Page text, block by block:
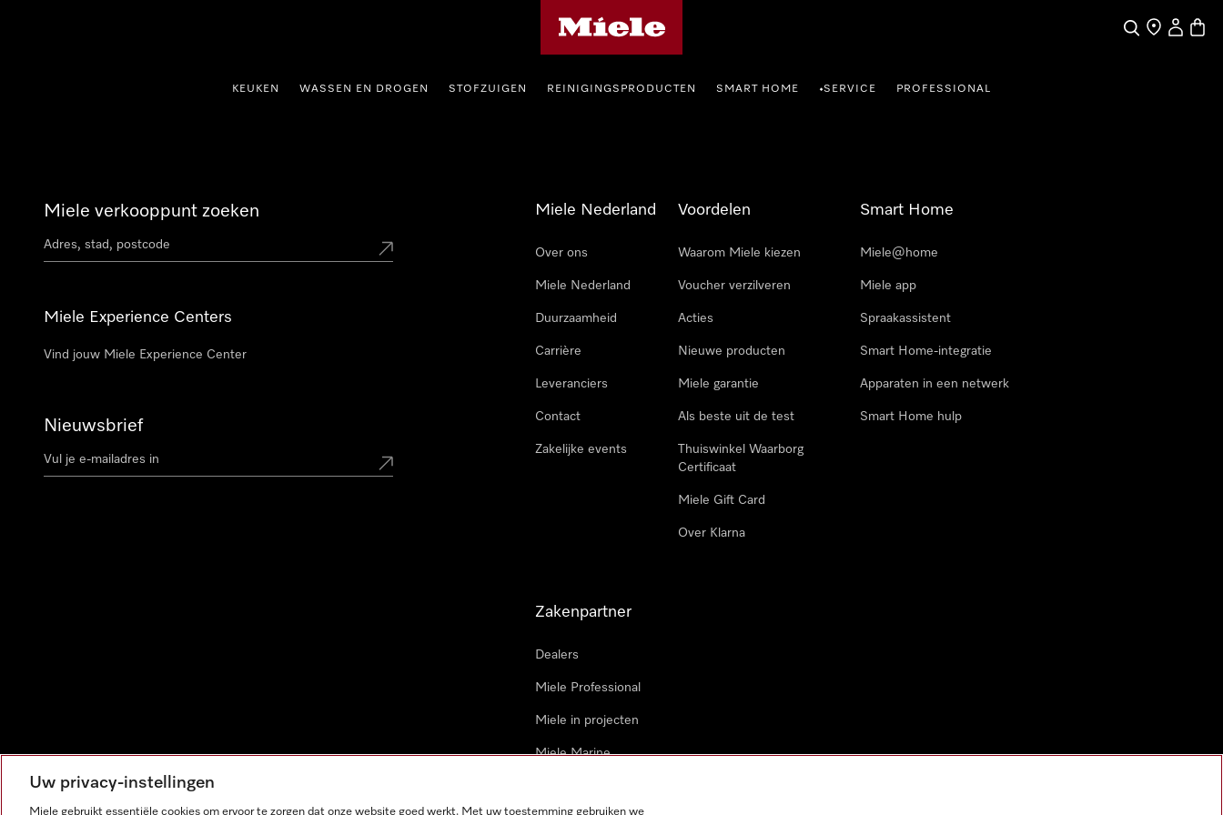
Wat zoek je?
Dealer zoeken
Mijn
KEUKEN WASSEN EN DROGEN STOFZUIGEN REINIGINGSPRODUCTEN SMART HOME •SERVICE PROFESSIONAL
Miele verkooppunt zoeken
Miele Experience Centers
Vind jouw Miele Experience Center
Nieuwsbrief
Miele Nederland
Over ons
Miele Nederland
Duurzaamheid
Carrière
Leveranciers
Contact
Zakelijke events
Voordelen
Waarom Miele kiezen
Voucher verzilveren
Acties
Nieuwe producten
Miele garantie
Als beste uit de test
Thuiswinkel Waarborg
Certificaat
Miele Gift Card
Over Klarna
Smart Home
Miele@home
Miele app
Spraakassistent
Smart Home-integratie
Apparaten in een netwerk
Smart Home hulp
Zakenpartner
Dealers
Miele Professional
Miele in projecten
Miele Marine
Uw privacy-instellingen
Miele gebruikt essentiële cookies om ervoor te zorgen dat onze website goed werkt. Met uw toestemming gebruiken we